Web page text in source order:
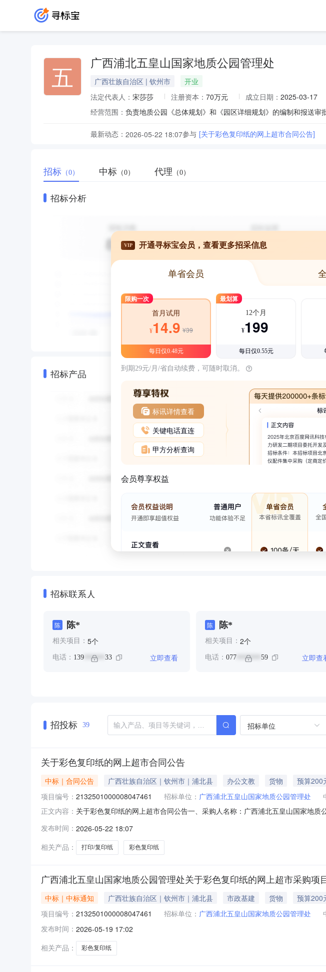
五 广西浦北五皇山国家地质公园管理处
广西壮族自治区 | 钦州市
开业
法定代表人： 宋莎莎 注册资本： 70万元 成立日期： 2025-03-17
经营范围： 负责地质公园《总体规划》和《园区详细规划》的编制和报送审
最新动态： 2026-05-22 18:07参与 [关于彩色复印纸的网上超市合同公告]
招标 （0） 中标 （0） 代理 （0）
招标分析
招标产品
VIP 开通寻标宝会员，查看更多招采信息
单省会员
限购一次
首月试用
¥14.9 ¥39
每日仅0.48元
最划算
12个月
¥199
每日仅0.55元
到期29元/月/省自动续费，可随时取消。
标讯详情查看
关键电话直连
甲方分析查询
会员尊享权益
招标联系人
陈 陈*
相关项目： 5个
电话： 139 ****** 33 立即查看
陈 陈*
相关项目： 2个
电话： 077 ******* 59 立即查
招投标 39 招标单位
关于彩色复印纸的网上超市合同公告
中标｜合同公告 广西壮族自治区｜钦州市｜浦北县 办公文教 货物 预算200
项目编号： 2132501000008047461 招标单位： 广西浦北五皇山国家地质公园管理处
正文内容： 关于彩色复印纸的网上超市合同公告一、采购人名称：广西浦北五皇山国家地
活天章彩色复印纸A470g彩色复印纸乐活天章彩色复印纸A470g包3.0033992天
发布时间： 2026-05-22 18:07
相关产品：
打印/复印纸 彩色复印纸
广西浦北五皇山国家地质公园管理处关于彩色复印纸的网上超市采购项
中标｜中标通知 广西壮族自治区｜钦州市｜浦北县 市政基建 货物 预算200
项目编号： 2132501000008047461 招标单位： 广西浦北五皇山国家地质公园管理处
发布时间： 2026-05-19 17:02
相关产品：
彩色复印纸